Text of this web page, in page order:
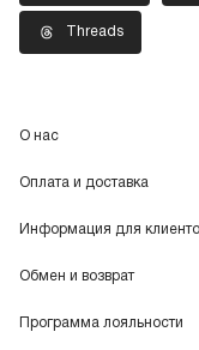
Threads
О нас
Оплата и доставка
Информация для
Обмен и возврат
Программа лояльности